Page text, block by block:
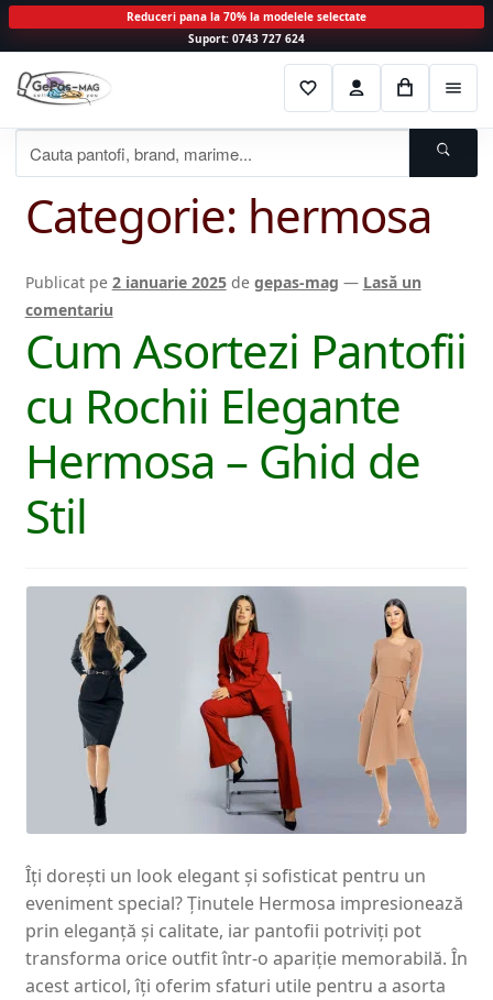
Reduceri pana la 70% la modelele selectate
Suport: 0743 727 624
Sari
la
navigare
Sari
la
conținut
F
a
v
i
t
e
C
o
n
C
o
s
M
e
n
Categorie: hermosa
Publicat pe 2 ianuarie 2025 de gepas-mag — Lasă un
comentariu
Cum Asortezi Pantofii
cu Rochii Elegante
Hermosa – Ghid de
Stil
Îți dorești un look elegant și sofisticat pentru un
eveniment special? Ținutele Hermosa impresionează
prin eleganță și calitate, iar pantofii potriviți pot
transforma orice outfit într-o apariție memorabilă. În
acest articol, îți oferim sfaturi utile pentru a asorta